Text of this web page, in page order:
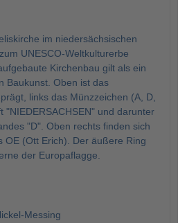
im niedersächsischen
UNESCO-Weltkulturerbe
Kirchenbau gilt als ein
Baukunst. Oben ist das
links das Münzzeichen (A, D,
"NIEDERSACHSEN" und darunter
"D". Oben rechts finden sich
OE (Ott Erich). Der äußere Ring
der Europaflagge.
Messing